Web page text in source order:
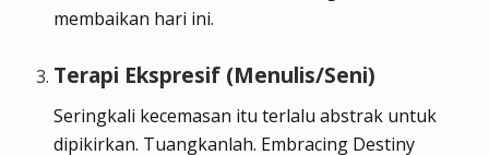
membaikan hari ini.
Terapi Ekspresif (Menulis/Seni)
Seringkali kecemasan itu terlalu abstrak untuk
dipikirkan. Tuangkanlah. Embracing Destiny